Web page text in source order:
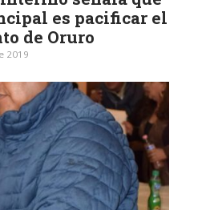
es pacificar el
de Oruro
2019